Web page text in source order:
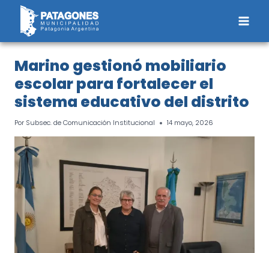
Saltar
contenido
Marino gestionó mobiliario
escolar para fortalecer el
sistema educativo del distrito
Por Subsec. de Comunicación Institucional 14 mayo, 2026